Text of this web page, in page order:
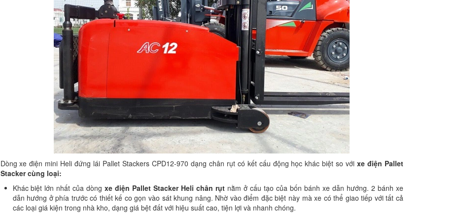
Dòng xe điện mini Heli đứng lái Pallet Stackers CPD12-970 dạng chân rụt có kết cấu động học khác biệt so vớixe điện Pallet
Stacker cùng loại:
Khác biệt lớn nhất của dòngxe điện Pallet Stacker Heli chân rụt nằm ở cấu tạo của bốn bánh xe dẫn hướng. 2 bánh xe
dẫn hướng ở phía trước có thiết kế co gọn vào sát khung nâng. Nhờ vào điểm đặc biệt này mà xe có thể giao tiếp với tất cả
các loại giá kiện trong nhà kho, dạng giá bệt đất với hiệu suất cao, tiện lợi và nhanh chóng.